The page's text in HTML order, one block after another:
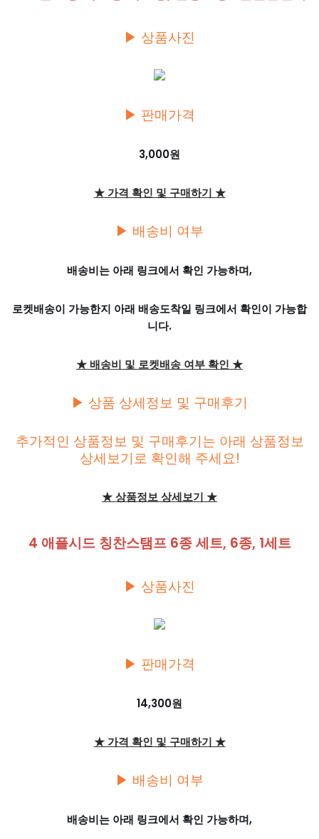
▶ 상품사진
▶ 판매가격
3,000원
★ 가격 확인 및 구매하기 ★
▶ 배송비 여부
배송비는 아래 링크에서 확인 가능하며,
로켓배송이 가능한지 아래 배송도착일 링크에서 확인이 가능합
니다.
★ 배송비 및 로켓배송 여부 확인 ★
▶ 상품 상세정보 및 구매후기
추가적인 상품정보 및 구매후기는 아래 상품정보
상세보기로 확인해 주세요!
★ 상품정보 상세보기 ★
4 애플시드 칭찬스탬프 6종 세트, 6종, 1세트
▶ 상품사진
▶ 판매가격
14,300원
★ 가격 확인 및 구매하기 ★
▶ 배송비 여부
배송비는 아래 링크에서 확인 가능하며,